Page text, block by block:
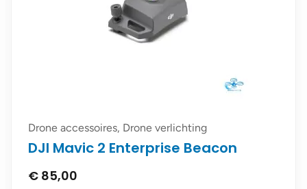
Drone accessoires, Drone verlichting
DJI Mavic 2 Enterprise Beacon
€ 85,00